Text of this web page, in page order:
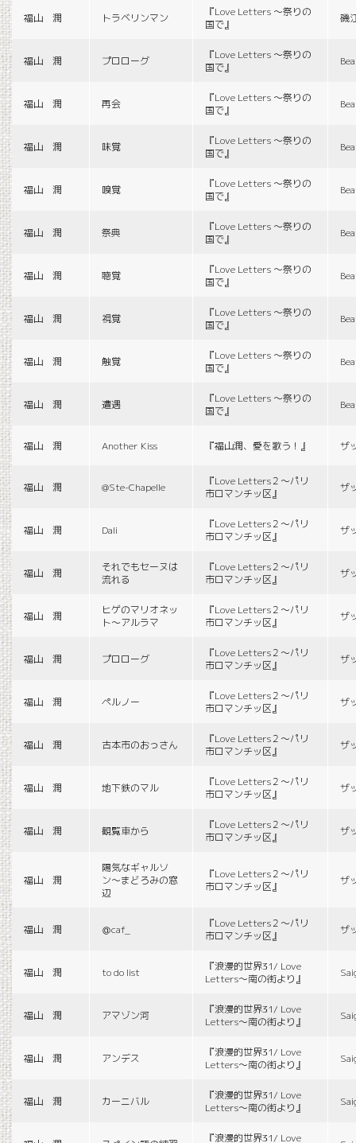
福山 潤 トラベリンマン
『Love Letters 〜祭りの
国で』
磯
福山 潤 プロローグ
『Love Letters 〜祭りの
国で』
福山 潤 再会
『Love Letters 〜祭りの
国で』
福山 潤 味覚
『Love Letters 〜祭りの
国で』
福山 潤 嗅覚
『Love Letters 〜祭りの
国で』
福山 潤 祭典
『Love Letters 〜祭りの
国で』
福山 潤 聴覚
『Love Letters 〜祭りの
国で』
福山 潤 視覚
『Love Letters 〜祭りの
国で』
福山 潤 触覚
『Love Letters 〜祭りの
国で』
福山 潤 遭遇
『Love Letters 〜祭りの
国で』
福山 潤 Another Kiss 『福山潤、愛を歌う！』 ザ
福山 潤 @Ste-Chapelle
『Love Letters２〜パリ
市ロマンチッ区』
ザ
福山 潤 Dali
『Love Letters２〜パリ
市ロマンチッ区』
ザ
福山 潤
それでもセーヌは
流れる
『Love Letters２〜パリ
市ロマンチッ区』
ザ
福山 潤
ヒゲのマリオネッ
ト〜アルラマ
『Love Letters２〜パリ
市ロマンチッ区』
ザ
福山 潤 プロローグ
『Love Letters２〜パリ
市ロマンチッ区』
ザ
福山 潤 ペルノー
『Love Letters２〜パリ
市ロマンチッ区』
ザ
福山 潤 古本市のおっさん
『Love Letters２〜パリ
市ロマンチッ区』
ザ
福山 潤 地下鉄のマル
『Love Letters２〜パリ
市ロマンチッ区』
ザ
福山 潤 観覧車から
『Love Letters２〜パリ
市ロマンチッ区』
ザ
福山 潤
陽気なギャルソ
ン〜まどろみの窓
辺
『Love Letters２〜パリ
市ロマンチッ区』
ザ
福山 潤 ＠caf_
『Love Letters２〜パリ
市ロマンチッ区』
ザ
福山 潤 to do list
『浪漫的世界31/ Love
Letters〜南の街より』
福山 潤 アマゾン河
『浪漫的世界31/ Love
Letters〜南の街より』
福山 潤 アンデス
『浪漫的世界31/ Love
Letters〜南の街より』
福山 潤 カーニバル
『浪漫的世界31/ Love
Letters〜南の街より』
『浪漫的世界31/ Love